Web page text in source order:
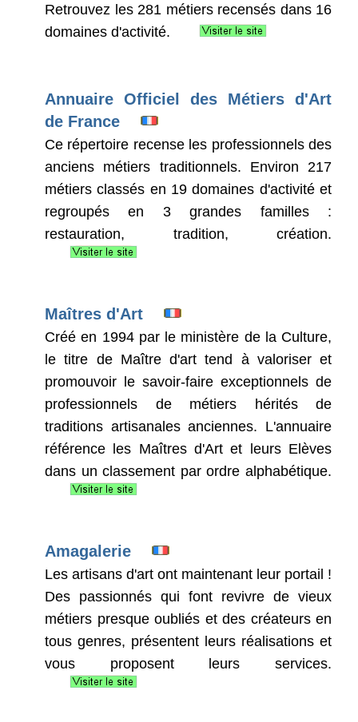
Retrouvez les 281 métiers recensés dans 16
domaines d'activité.
Annuaire Officiel des Métiers d'Art
de France
Ce répertoire recense les professionnels des
anciens métiers traditionnels. Environ 217
métiers classés en 19 domaines d'activité et
regroupés en 3 grandes familles :
restauration, tradition, création.
Maîtres d'Art
Créé en 1994 par le ministère de la Culture,
le titre de Maître d'art tend à valoriser et
promouvoir le savoir-faire exceptionnels de
professionnels de métiers hérités de
traditions artisanales anciennes. L'annuaire
référence les Maîtres d'Art et leurs Elèves
dans un classement par ordre alphabétique.
Amagalerie
Les artisans d'art ont maintenant leur portail !
Des passionnés qui font revivre de vieux
métiers presque oubliés et des créateurs en
tous genres, présentent leurs réalisations et
vous proposent leurs services.